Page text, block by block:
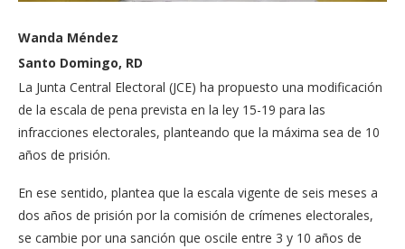
Wanda Méndez
Santo Domingo, RD
La Junta Central Electo­ral (JCE) ha propuesto una modificación
de la escala de pena prevista en la ley 15-19 para las
infracciones electorales, planteando que la máxima sea de 10
años de prisión.
En ese sentido, plantea que la escala vigente de seis meses a
dos años de prisión por la comisión de crímenes electorales,
se cambie por una sanción que oscile en­tre 3 y 10 años de